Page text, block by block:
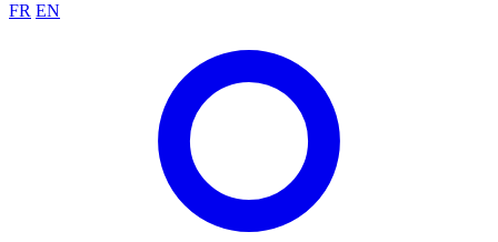
FR EN